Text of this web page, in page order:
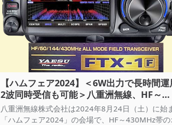
【ハムフェア2024】＜6W出力で長時間運
2波同時受信も可能＞八重洲無線、HF～
430MHz帯ポータブル機「FTX-1F」を発
hamlife.jp
八重洲無線株式会社は2024年8月24日（土）に始
「ハムフェア2024」の会場で、HF～430MHz帯